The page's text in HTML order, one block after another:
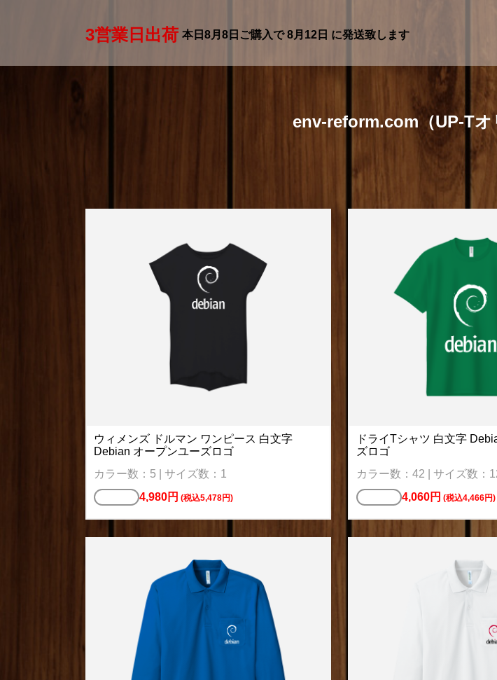
3営業日出荷 本日 8月8日 ご購入で8月12日 に発送致します
env-reform.com（UP-Tオ
ウィメンズ ドルマン ワンピース 白文字
Debian オープンユーズロゴ
カラー数：5 | サイズ数：1
4,980円 (税込5,478円)
ドライTシャツ 白文字
ズロゴ
カラー数：42 | サイズ数：
4,060円 (税込4,466円)